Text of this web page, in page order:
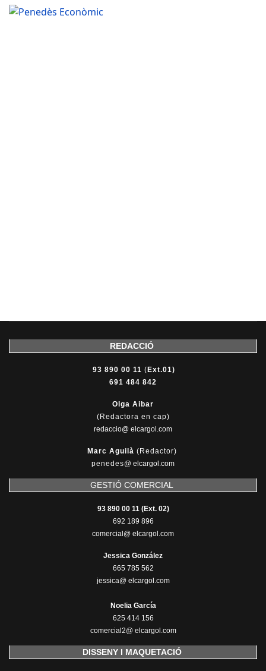
REDACCIÓ
93 890 00 11 ( Ext.01)
691 484 842
Olga Aibar
(Redactora en cap)
redaccio@ elcargol.com
Marc Aguilà (Redactor)
penedes@ elcargol.com
GESTIÓ COMERCIAL
93 890 00 11 (Ext. 02)
692 189 896
comercial@ elcargol.com
Jessica González
665 785 562
jessica@ elcargol.com
Noelia García
625 414 156
comercial2@ elcargol.com
DISSENY I MAQUETACIÓ